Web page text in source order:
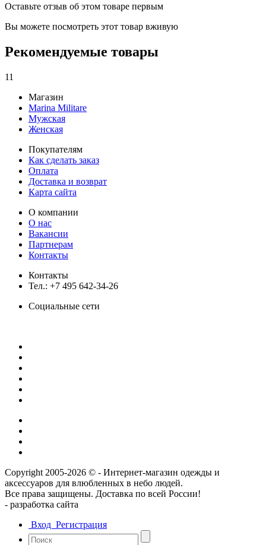
Оставьте отзыв об этом товаре первым
Вы можете посмотреть этот товар вживую
Рекомендуемые товары
11
Магазин
Marina Militare
Мужская
Женская
Покупателям
Как сделать заказ
Оплата
Доставка и возврат
Карта сайта
О компании
О нас
Вакансии
Партнерам
Контакты
Контакты
Тел.: +7 495 642-34-26
Социальные сети
Copyright 2005-2026 © - Интернет-магазин одежды и
аксессуаров для влюбленных в небо людей.
Все права защищены. Доставка по всей России!
- разрaботка сайта
Вход Регистрация